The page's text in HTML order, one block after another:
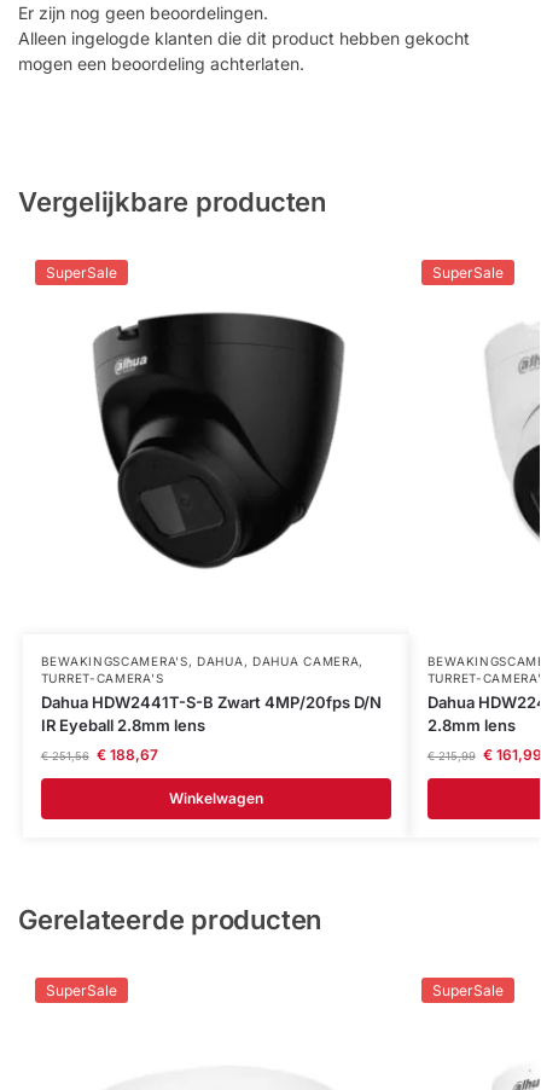
Er zijn nog geen beoordelingen.
Alleen ingelogde klanten die dit product hebben gekocht
mogen een beoordeling achterlaten.
Vergelijkbare producten
SuperSale
BEWAKINGSCAMERA'S,DAHUA , DAHUA CAMERA,
TURRET-CAMERA'S
Dahua HDW2441T-S-B Zwart 4MP/20fps D/N
IR Eyeball 2.8mm lens
€251,56 €188,67
Winkelwagen
SuperSale
TURRET-
Dahua
2.8mm lens
€215,99 €161,99
Gerelateerde producten
SuperSale SuperSale